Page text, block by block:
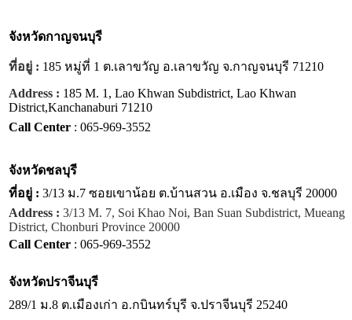
จังหวัดกาญจนบุรี
ที่อยู่ : 185 หมู่ที่ 1 ต.เลาขวัญ อ.เลาขวัญ จ.กาญจนบุรี 71210
Address : 185 M. 1, Lao Khwan Subdistrict, Lao Khwan
District,Kanchanaburi 71210
Call Center : 065-969-3552
จังหวัดชลบุรี
ที่อยู่ : 3/13 ม.7 ซอยเขาน้อย ต.บ้านสวน อ.เมือง จ.ชลบุรี 20000
Address : 3/13 M. 7, Soi Khao Noi, Ban Suan Subdistrict, Mueang
District, Chonburi Province 20000
Call Center : 065-969-3552
จังหวัดปราจีนบุรี
289/1 ม.8 ต.เมืองเก่า อ.กบินทร์บุรี จ.ปราจีนบุรี 25240